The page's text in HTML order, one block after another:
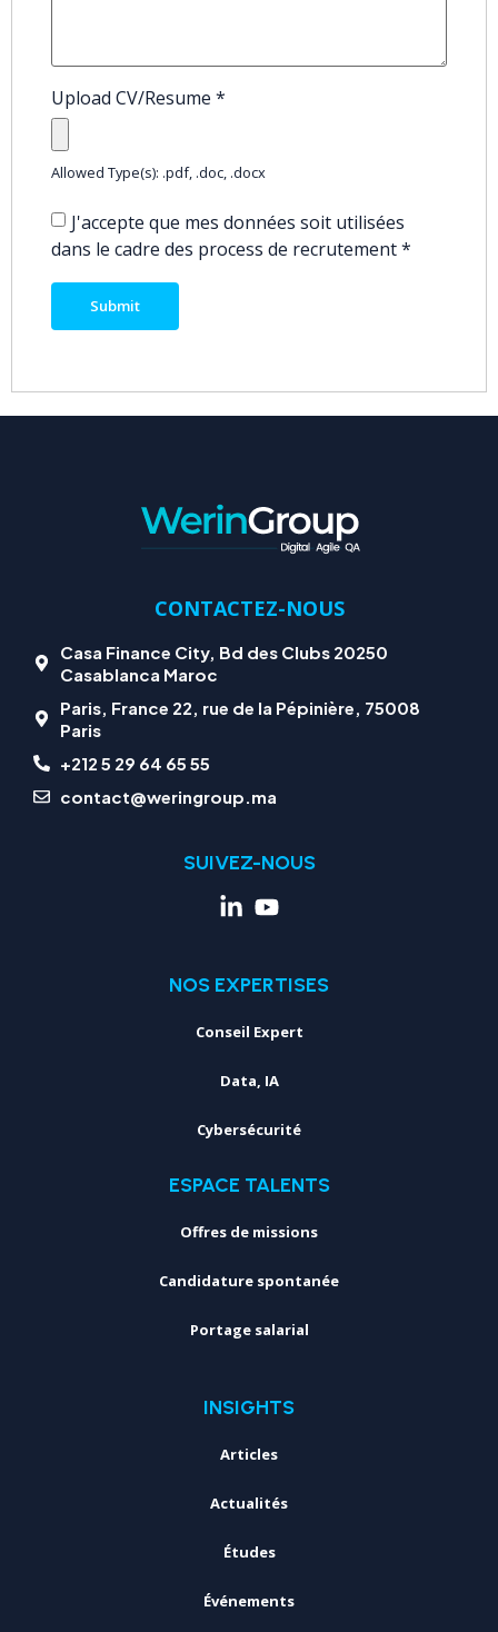
Upload CV/Resume *
Allowed Type(s): .pdf, .doc, .docx
J'accepte que mes données soit utilisées
dans le cadre des process de recrutement*
CONTACTEZ-NOUS
Casa Finance City, Bd des Clubs 20250
Casablanca Maroc
Paris, France 22, rue de la Pépinière, 75008
Paris
+212 5 29 64 65 55
contact@weringroup.ma
SUIVEZ-NOUS
NOS EXPERTISES
Conseil Expert
Data, IA
Cybersécurité
ESPACE TALENTS
Offres de missions
Candidature spontanée
Portage salarial
INSIGHTS
Articles
Actualités
Études
Événements